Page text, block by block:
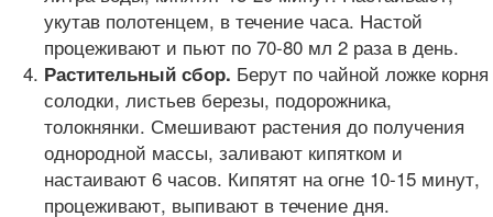
укутав полотенцем, в течение часа. Настой
процеживают и пьют по 70-80 мл 2 раза в день.
Растительный сбор. Берут по чайной ложке корня
солодки, листьев березы, подорожника,
толокнянки. Смешивают растения до получения
однородной массы, заливают кипятком и
настаивают 6 часов. Кипятят на огне 10-15 минут,
процеживают, выпивают в течение дня.